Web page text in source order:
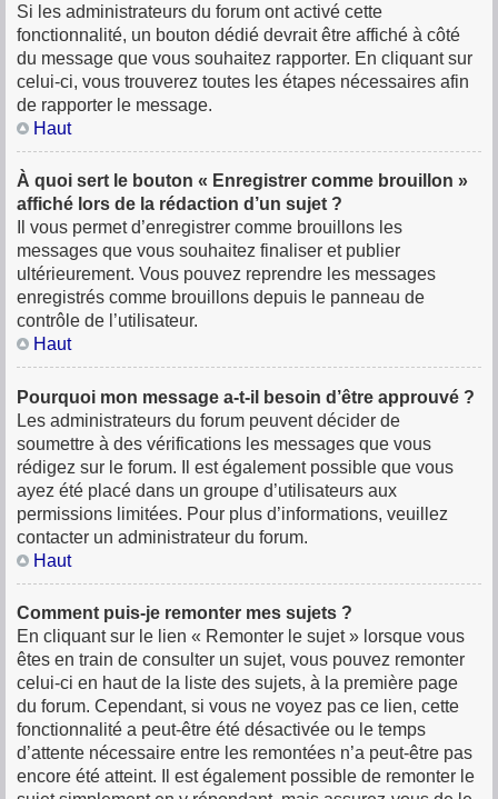
Si les administrateurs du forum ont activé cette
fonctionnalité, un bouton dédié devrait être affiché à côté
du message que vous souhaitez rapporter. En cliquant sur
celui-ci, vous trouverez toutes les étapes nécessaires afin
de rapporter le message.
Haut
À quoi sert le bouton « Enregistrer comme brouillon »
affiché lors de la rédaction d’un sujet ?
Il vous permet d’enregistrer comme brouillons les
messages que vous souhaitez finaliser et publier
ultérieurement. Vous pouvez reprendre les messages
enregistrés comme brouillons depuis le panneau de
contrôle de l’utilisateur.
Haut
Pourquoi mon message a-t-il besoin d’être approuvé ?
Les administrateurs du forum peuvent décider de
soumettre à des vérifications les messages que vous
rédigez sur le forum. Il est également possible que vous
ayez été placé dans un groupe d’utilisateurs aux
permissions limitées. Pour plus d’informations, veuillez
contacter un administrateur du forum.
Haut
Comment puis-je remonter mes sujets ?
En cliquant sur le lien « Remonter le sujet » lorsque vous
êtes en train de consulter un sujet, vous pouvez remonter
celui-ci en haut de la liste des sujets, à la première page
du forum. Cependant, si vous ne voyez pas ce lien, cette
fonctionnalité a peut-être été désactivée ou le temps
d’attente nécessaire entre les remontées n’a peut-être pas
encore été atteint. Il est également possible de remonter le